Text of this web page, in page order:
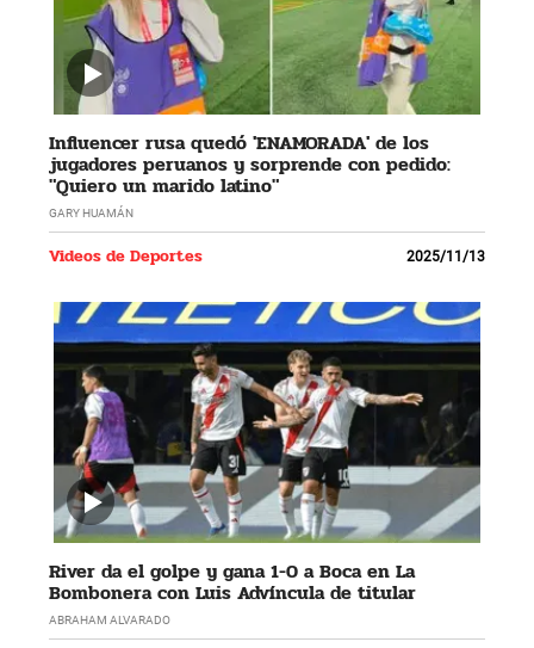
Influencer rusa quedó 'ENAMORADA' de los
jugadores peruanos y sorprende con pedido:
"Quiero un marido latino"
GARY HUAMÁN
Videos de Deportes 2025/11/13
River da el golpe y gana 1-0 a Boca en La
Bombonera con Luis Advíncula de titular
ABRAHAM ALVARADO